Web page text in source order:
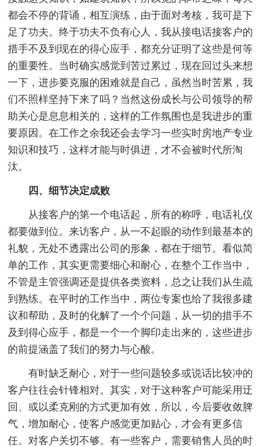
都会不停的背诵，相互演练，由于面对考核，我可是下
足了功夫。终于功夫不负有心人，我从接电话接客户的
措手不及到现在的得心应手，都充分证明了这些是何等
的重要性。当时确实感觉到苦过累过，现在回过头来想
一下，进步要克服的困难就是自己，虽然当时苦累，我
们不照样坚持下来了吗？当然这份成长与公司领导的帮
助关心是息息相关的，这样的工作氛围也是我进步的重
要原因。在工作之余我还会去学习一些实时房地产专业
知识和技巧，这样才能与时俱进，才不会被时代所淘
汰。
四、细节决定成败
从接客户的第一个电话起，所有的称呼，电话礼仪
都要做到位。来访客户，从一不起眼的动作到最基本的
礼貌，无处不透露出公司的形象，都在于细节。看似简
单的工作，其实更需要细心和耐心，在整个工作当中，
不管是主管强调还是提供各类资料，总之让我们从生疏
到熟练。在平时的工作当中，两位专案也给了我很多建
议和帮助，及时的化解了一个个问题，从一切的措手不
及到得心应手，都是一个一个脚印走出来的，这些进步
的前提涵盖了我们的努力与心酸。
有时缺乏耐心，对于一些问题较多或说话比较冲的
客户往往会针锋相对。其实，对于这种客户可能采用迂
回、或以柔克刚的方式更加有效，所以，今后要收敛脾
气，增加耐心，使客户感觉更加贴心，才会有更多信
任。对客户关切不够。有一些客户，需要销售人员的时